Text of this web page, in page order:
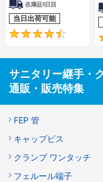
在庫品1日目
当日出荷可能
サニタリー継手・
通販・販売特集
FEP 管
キャップビス
クランプ ワンタッチ
フェルール端子